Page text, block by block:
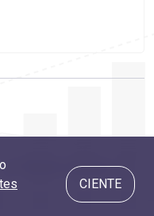
5.2 Taxa de emprego
CIENTE